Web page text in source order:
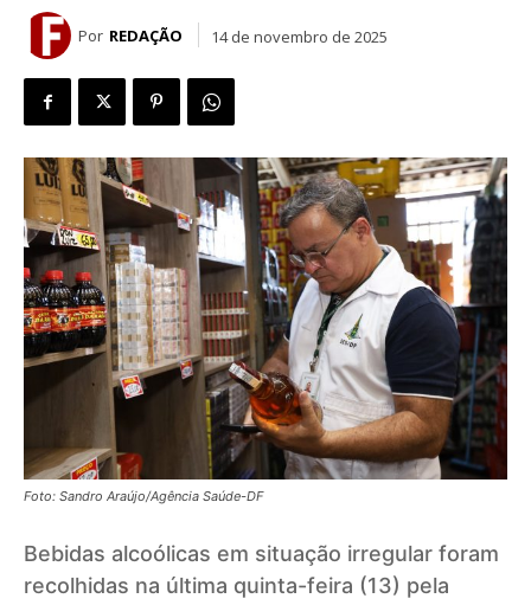
Por REDAÇÃO 14 de novembro de 2025
Foto: Sandro Araújo/Agência Saúde-DF
Bebidas alcoólicas em situação irregular foram
recolhidas na última quinta-feira (13) pela